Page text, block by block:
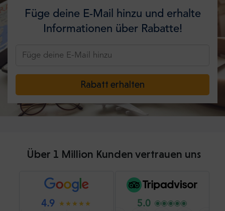
Füge deine E-Mail hinzu und erhalte
Informationen über Rabatte!
Rabatt erhalten
Über 1 Million Kunden vertrauen uns
4.9 5.0